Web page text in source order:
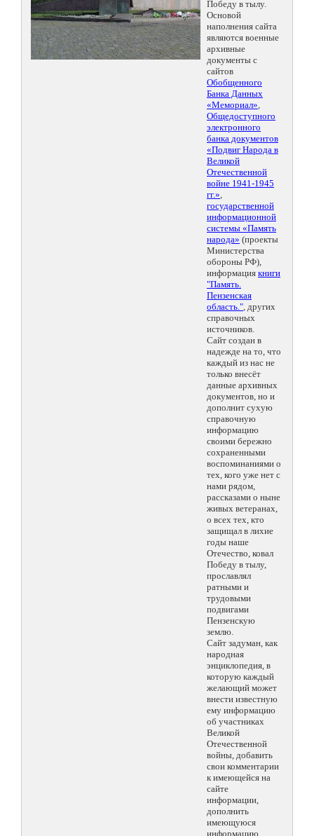
Победу в тылу.
Основой
наполнения сайта
являются военные
архивные
документы с
сайтов
Обобщенного
Банка Данных
«Мемориал»,
Общедоступного
электронного
банка документов
«Подвиг Народа в
Великой
Отечественной
войне 1941-1945
гг.»,
государственной
информационной
системы «Память
народа» (проекты
Министерства
обороны РФ),
информация книги
"Память.
Пензенская
область.", других
справочных
источников.
Сайт создан в
надежде на то, что
каждый из нас не
только внесёт
данные архивных
документов, но и
дополнит сухую
справочную
информацию
своими бережно
сохраненными
воспоминаниями о
тех, кого уже нет с
нами рядом,
рассказами о ныне
живых ветеранах,
о всех тех, кто
защищал в лихие
годы наше
Отечество, ковал
Победу в тылу,
прославлял
ратными и
трудовыми
подвигами
Пензенскую
землю.
Сайт задуман, как
народная
энциклопедия, в
которую каждый
желающий может
внести известную
ему информацию
об участниках
Великой
Отечественной
войны, добавить
свои комментарии
к имеющейся на
сайте
информации,
дополнить
имеющуюся
информацию